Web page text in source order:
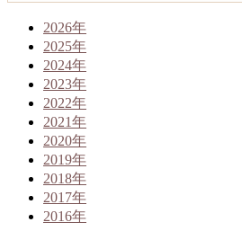
2026年
2025年
2024年
2023年
2022年
2021年
2020年
2019年
2018年
2017年
2016年